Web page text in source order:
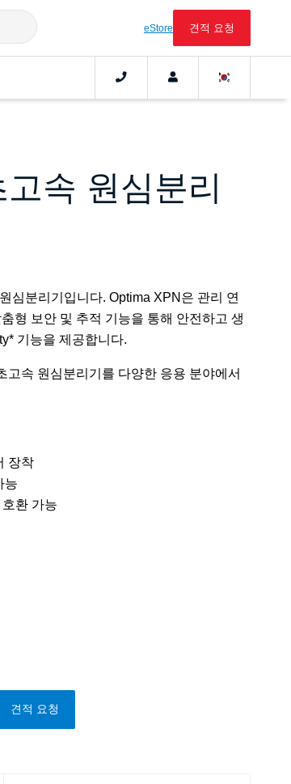
eStore 견적 요청
속 원심분리
심분리기입니다. Optima XPN은 관리 연
형 보안 및 추적 기능을 통해 안전하고 생
기능을 제공합니다.
속 원심분리기를 다양한 응용 분야에서
장착
능
환 가능
견적 요청